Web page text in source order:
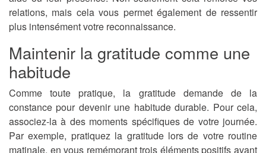
relations, mais cela vous permet également de ressentir
plus intensément votre reconnaissance.
Maintenir la gratitude comme une
habitude
Comme toute pratique, la gratitude demande de la
constance pour devenir une habitude durable. Pour cela,
associez-la à des moments spécifiques de votre journée.
Par exemple, pratiquez la gratitude lors de votre routine
matinale, en vous remémorant trois éléments positifs avant